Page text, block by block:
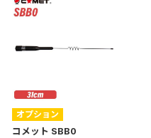
オプション
コメット SBB0